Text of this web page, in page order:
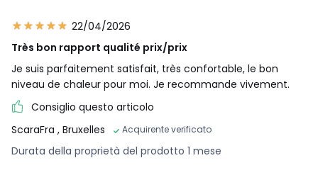
22/04/2026
Très bon rapport qualité prix/prix
Je suis parfaitement satisfait, très confortable, le bon
niveau de chaleur pour moi. Je recommande vivement.
Consiglio questo articolo
ScaraFra , Bruxelles Acquirente verificato
Durata della proprietà del prodotto 1 mese